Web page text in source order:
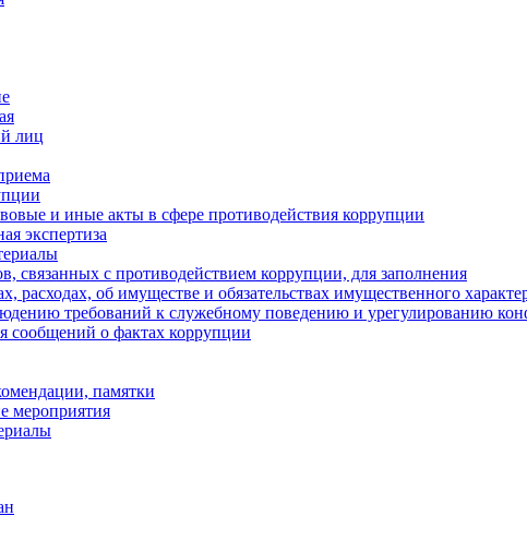
лиц
и иные акты в сфере противодействия коррупции
экспертиза
связанных с противодействием коррупции, для заполнения
расходах, об имуществе и обязательствах имущественного
требований к служебному поведению и урегулированию
сообщений о фактах коррупции
памятки
мероприятия